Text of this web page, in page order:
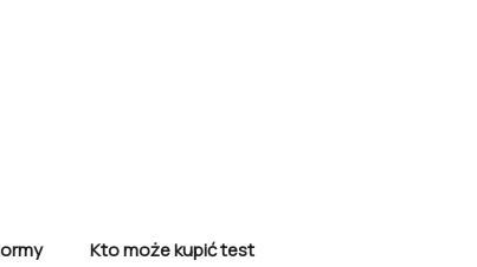
Kto może kupić test